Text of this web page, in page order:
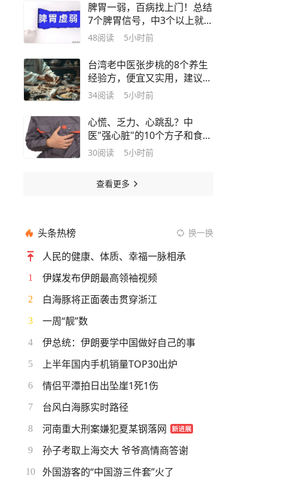
脾胃一弱，百病找上门！总结
7个脾胃信号，中3个以上就要
当心了
48阅读 5小时前
台湾老中医张步桃的8个养生
经验方，便宜又实用，建议收
藏
34阅读 5小时前
心慌、乏力、心跳乱？中
医"强心脏"的10个方子和食疗
方，对症管用
30阅读 5小时前
查看更多
头条热榜 换一换
人民的健康、体质、幸福一脉相承
1 伊媒发布伊朗最高领袖视频
2 白海豚将正面袭击贯穿浙江
3 一周“靓”数
4 伊总统：伊朗要学中国做好自己的事
5 上半年国内手机销量TOP30出炉
6 情侣平潭拍日出坠崖1死1伤
7 台风白海豚实时路径
8 河南重大刑案嫌犯夏某钢落网
9 孙子考取上海交大 爷爷高情商答谢
10 外国游客的“中国游三件套”火了